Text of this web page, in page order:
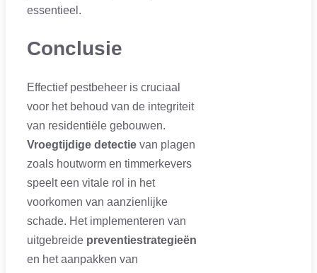
essentieel.
Conclusie
Effectief pestbeheer is cruciaal
voor het behoud van de integriteit
van residentiële gebouwen.
Vroegtijdige detectie van plagen
zoals houtworm en timmerkevers
speelt een vitale rol in het
voorkomen van aanzienlijke
schade. Het implementeren van
uitgebreide preventiestrategieën
en het aanpakken van